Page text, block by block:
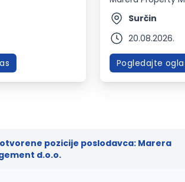
Surčin
20.08.2026.
Pogledajte
pozicije poslodavca: Marera
d.o.o.